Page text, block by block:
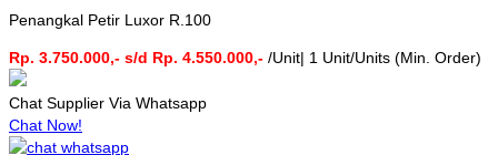
Penangkal Petir Luxor R.100
Rp. 3.750.000,- s/d Rp. 4.550.000,- /Unit| 1 Unit/Units (Min. Order)
Chat Supplier Via Whatsapp
Chat Now!